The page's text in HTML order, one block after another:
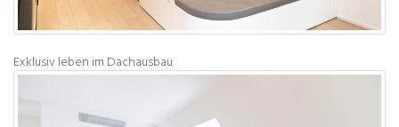
Exklusiv leben im Dachausbau